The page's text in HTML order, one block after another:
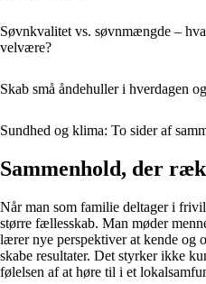
Søvnkvalitet vs. søvnmængde –
velvære?
Skab små åndehuller i hverdagen
Sundhed og klima: To sider af
Sammenhold, der
Når man som familie deltager i
større fællesskab. Man møder
lærer nye perspektiver at kende og
skabe resultater. Det styrker ikke
følelsen af at høre til i et